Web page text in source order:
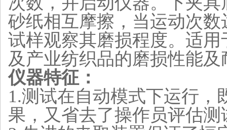
砂纸相互摩擦，当运动次
试样观察其磨损程度。适
及产业纺织品的磨损性能及
仪器特征：
1.测试在自动模式下运行
果，又省去了操作员评估